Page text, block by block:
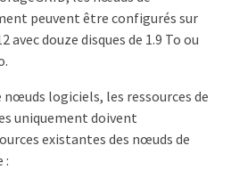
peuvent être configurés sur
avec douze disques de 1.9 To ou
logiciels, les ressources de
uniquement doivent
existantes des nœuds de
: